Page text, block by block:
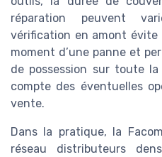
réparation peuvent
vérification en amont évite
moment d’une panne et
de possession sur toute
compte des éventuelles
vente.
Dans la pratique, la
réseau distributeurs